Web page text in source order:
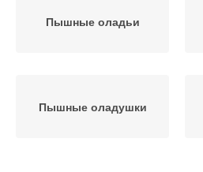
Пышные оладьи
Пышные оладушки